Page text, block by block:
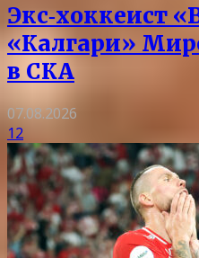
Экс‑хоккеист
«Калгари»
в СКА
07.08.2026
12